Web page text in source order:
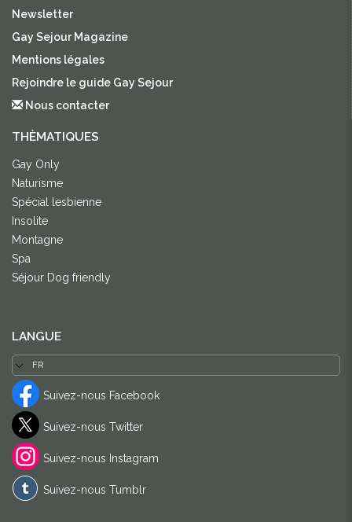
Newsletter
Gay Sejour Magazine
Mentions légales
Rejoindre le guide Gay Sejour
Nous contacter
THÈMATIQUES
Gay Only
Naturisme
Spécial lesbienne
Insolite
Montagne
Spa
Séjour Dog friendly
LANGUE
Suivez-nous Facebook
Suivez-nous Twitter
Suivez-nous Instagram
Suivez-nous Tumblr